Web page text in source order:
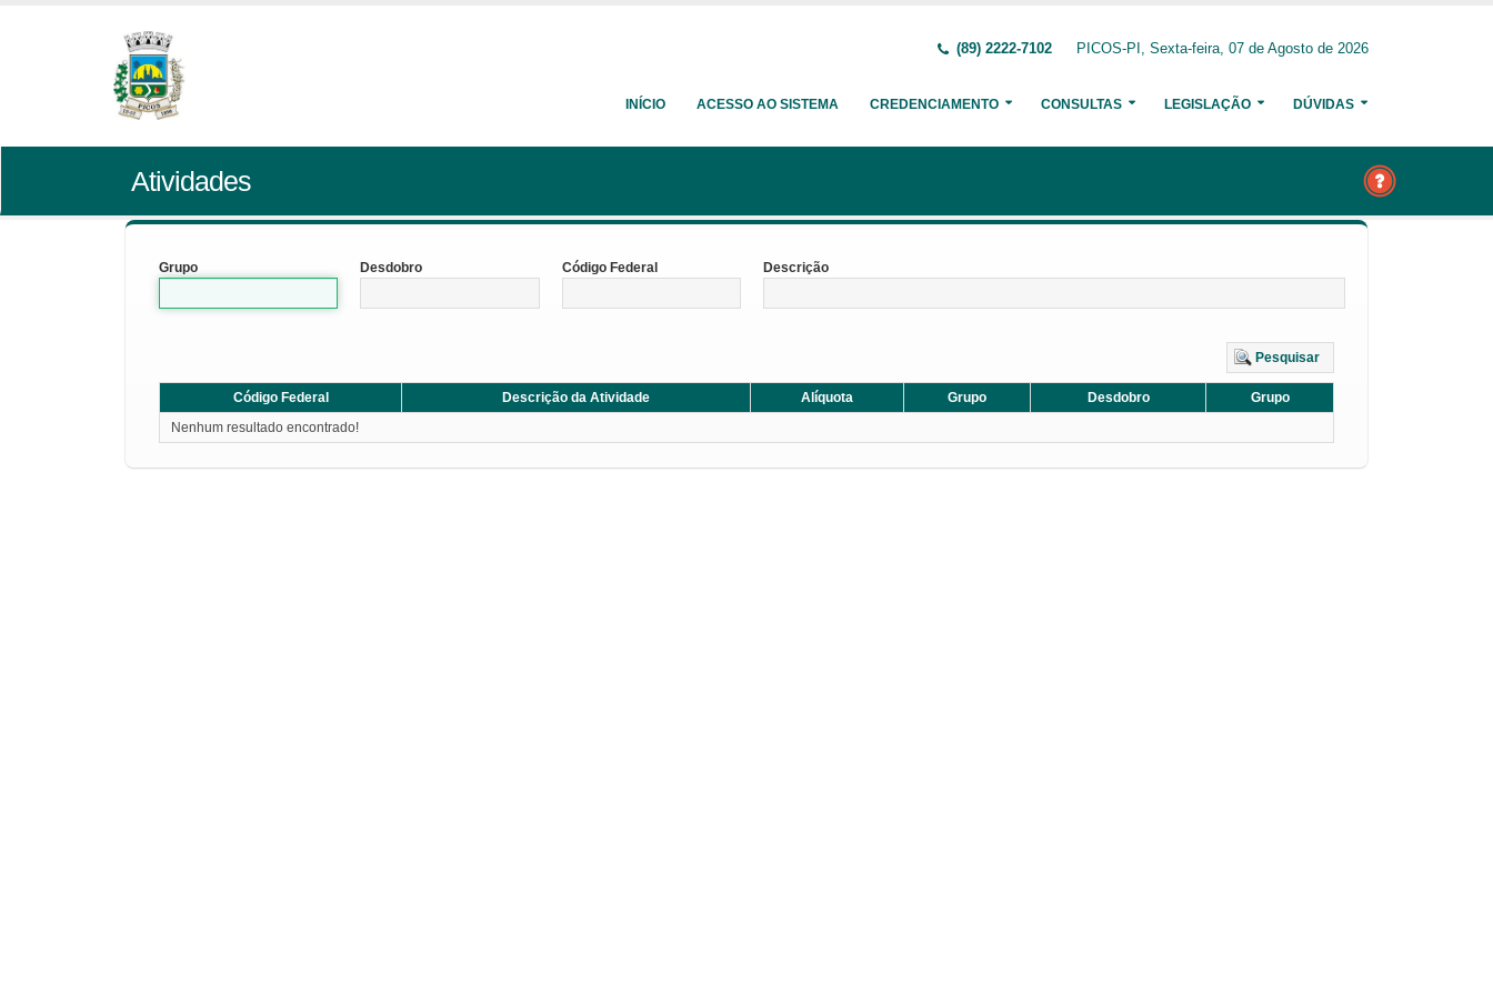
(89) 2222-7102 PICOS-PI, Sexta-feira, 07 de Agosto de 2026
INÍCIO ACESSO AO SISTEMA CREDENCIAMENTO CONSULTAS LEGISLAÇÃO DÚVIDAS
Atividades
Grupo Desdobro Código Federal Descrição
Pesquisar
Código Federal Descrição da Atividade Alíquota Grupo Desdobro
Grupo
Nenhum resultado encontrado!